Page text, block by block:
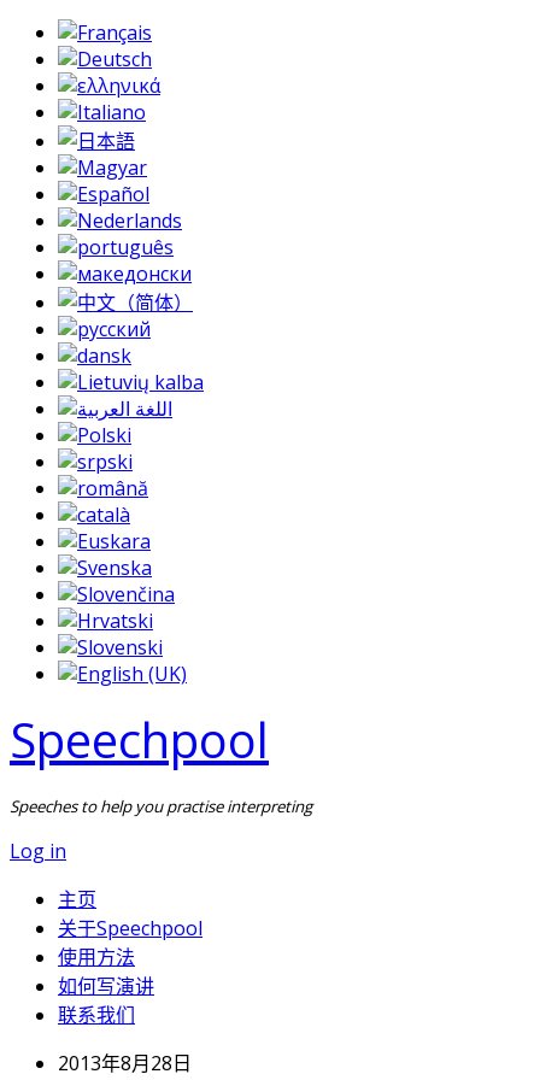
Speechpool
Speeches to help you practise interpreting
Log in
主页
关于Speechpool
使用方法
如何写演讲
联系我们
2013年8月28日